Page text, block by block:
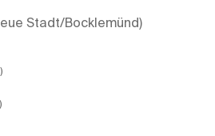
Stadt/Bocklemünd)